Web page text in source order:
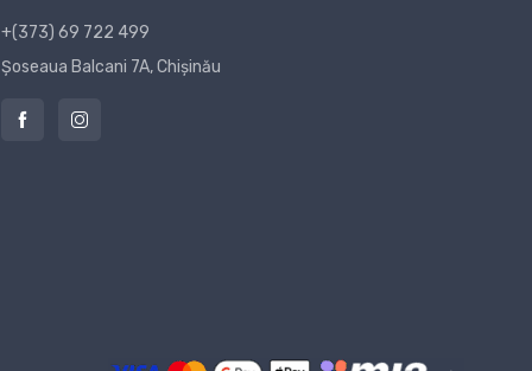
+(373) 69 722 499
Șoseaua Balcani 7A, Chișinău